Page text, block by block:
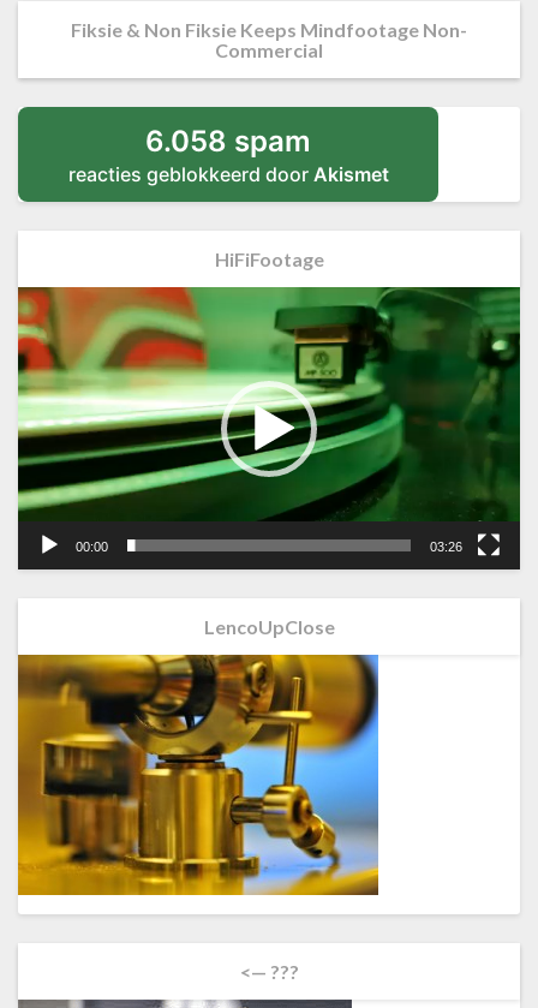
Fiksie & Non Fiksie Keeps Mindfootage Non-
Commercial
6.058 spam
reacties geblokkeerd door Akismet
HiFiFootage
Videospeler
00:00 03:26
LencoUpClose
<— ???